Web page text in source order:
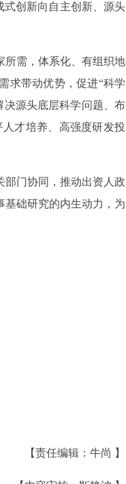
式创新向自主创新、源头
所需，体系化、有组织地
求带动优势，促进“科学
源头底层科学问题、布
才培养、高强度研发投
门协同，推动出资人政
础研究的内生动力，为
【责任编辑：牛尚 】